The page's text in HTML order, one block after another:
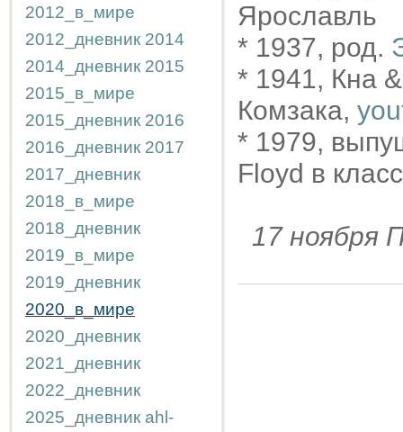
2012_в_мире
2012_дневник 2014
2014_дневник 2015
2015_в_мире
2015_дневник 2016
2016_дневник 2017
2017_дневник
2018_в_мире
2018_дневник
2019_в_мире
2019_дневник
2020_в_мире
2020_дневник
2021_дневник
2022_дневник
2025_дневник ahl-
Ярославль
* 1937, род.
* 1941, Кна
Комзака,
* 1979,
Floyd в
17